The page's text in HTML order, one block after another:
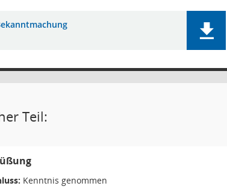
Teil:
Kenntnis genommen